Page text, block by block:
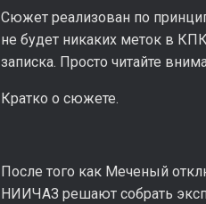
Сюжет реализован по
не будет никаких меток в
записка. Просто читайте
Кратко о сюжете.
После того как Меченый
НИИЧАЗ решают собрать